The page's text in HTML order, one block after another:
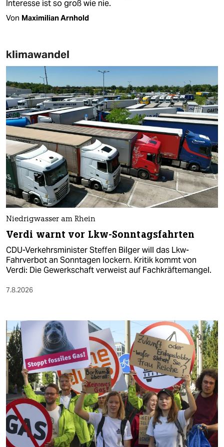
Interesse ist so groß wie nie.
Von Maximilian Arnhold
klimawandel
Niedrigwasser am Rhein
Verdi warnt vor Lkw-Sonntagsfahrten
CDU-Verkehrsminister Steffen Bilger will das Lkw-
Fahrverbot an Sonntagen lockern. Kritik kommt von
Verdi: Die Gewerkschaft verweist auf Fachkräftemangel.
7.8.2026